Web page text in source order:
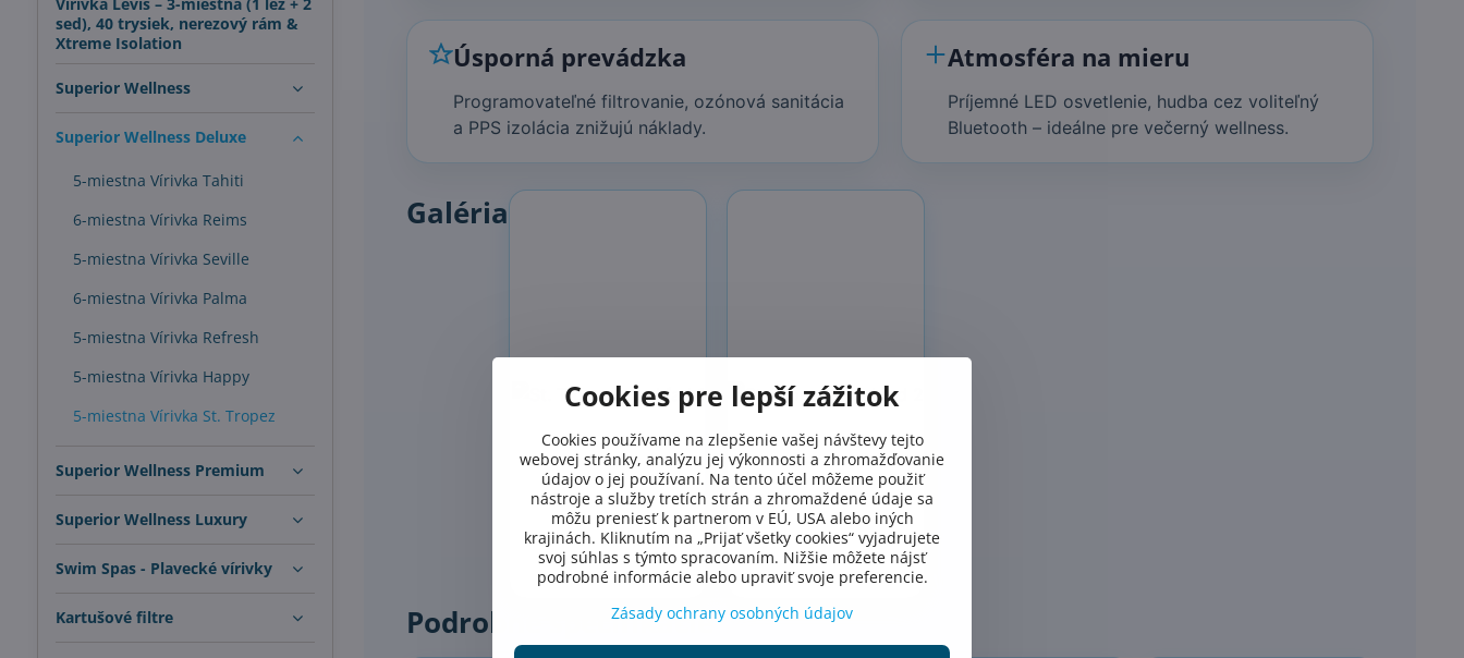
Úsporná prevádzka
Programovateľné filtrovanie, ozónová sanitácia
a PPS izolácia znižujú náklady.
Atmosféra na mieru
Príjemné LED osvetlenie, hudba cez voliteľný
Bluetooth – ideálne pre večerný wellness.
Galéria
Podrobné špecifikácie
sed), 40 trysiek, nerezový rám &
Xtreme Isolation
Superior Wellness
Superior Wellness Deluxe
5-miestna Vírivka Tahiti
6-miestna Vírivka Reims
5-miestna Vírivka Seville
6-miestna Vírivka Palma
5-miestna Vírivka Refresh
5-miestna Vírivka Happy
5-miestna Vírivka St. Tropez
Superior Wellness Premium
Superior Wellness Luxury
Swim Spas - Plavecké vírivky
Kartušové filtre
Cookies pre lepší zážitok
Cookies používame na zlepšenie vašej návštevy tejto
webovej stránky, analýzu jej výkonnosti a zhromažďovanie
údajov o jej používaní. Na tento účel môžeme použiť
nástroje a služby tretích strán a zhromaždené údaje sa
môžu preniesť k partnerom v EÚ, USA alebo iných
krajinách. Kliknutím na „Prijať všetky cookies“ vyjadrujete
svoj súhlas s týmto spracovaním. Nižšie môžete nájsť
podrobné informácie alebo upraviť svoje preferencie.
Zásady ochrany osobných údajov